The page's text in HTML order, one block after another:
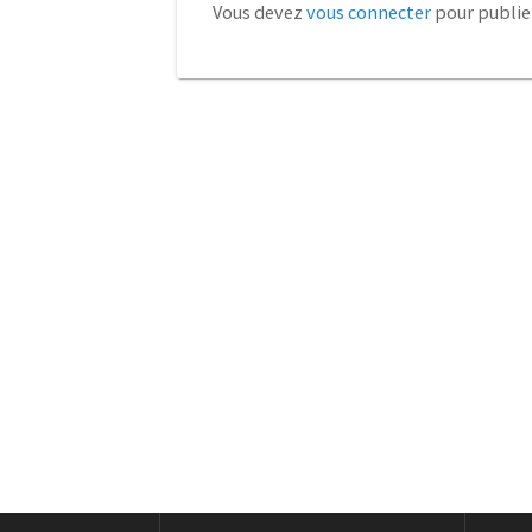
Vous devezvous connecter pour